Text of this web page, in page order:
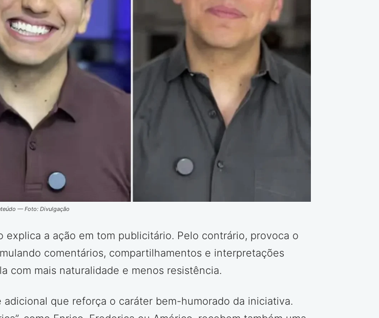
— Foto: Divulgação
a ação em tom publicitário. Pelo contrário, provoca o
comentários, compartilhamentos e interpretações
com mais naturalidade e menos resistência.
que reforça o caráter bem-humorado da iniciativa.